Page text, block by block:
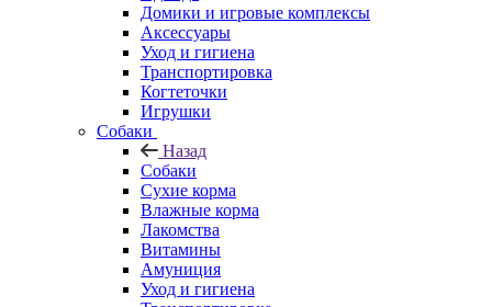
Домики и игровые комплексы
Аксессуары
Уход и гигиена
Транспортировка
Когтеточки
Игрушки
Собаки
Назад
Собаки
Сухие корма
Влажные корма
Лакомства
Витамины
Амуниция
Уход и гигиена